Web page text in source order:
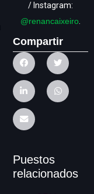
/ Instagram:
@renancaixeiro.
Compartir
Puestos
relacionados